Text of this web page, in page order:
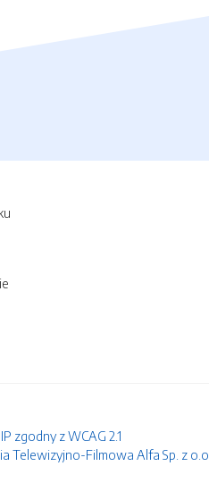
zgodny z WCAG 2.1
Telewizyjno-Filmowa Alfa Sp. z o.o.